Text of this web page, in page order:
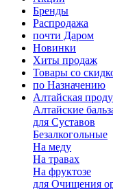
Бренды
Распродажа
почти Даром
Новинки
Хиты продаж
Товары со
по Назначению
Алтайская
Алтайские
для Суставов
Безалкогольные
На меду
На травах
На фруктозе
для Очищения